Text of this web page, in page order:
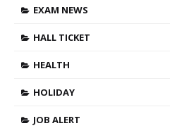
EXAM NEWS
HALL TICKET
HEALTH
HOLIDAY
JOB ALERT